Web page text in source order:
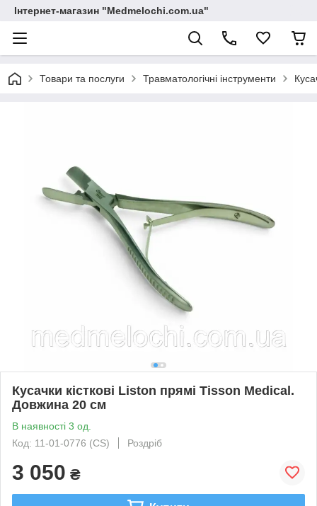
Інтернет-магазин "Medmelochi.com.ua"
Товари та послуги Травматологічні інструменти
Кусачки кісткові Liston прямі Tisson Medical.
Довжина 20 см
В наявності 3 од.
Код: 11-01-0776 (CS)
Роздріб
3 050 ₴